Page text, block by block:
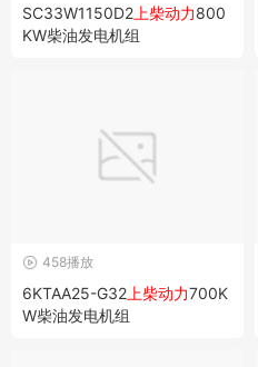
SC33W1150D2 上柴动力800
KW柴油发电机组
458播放
6KTAA25-G32 上柴动力700K
W柴油发电机组